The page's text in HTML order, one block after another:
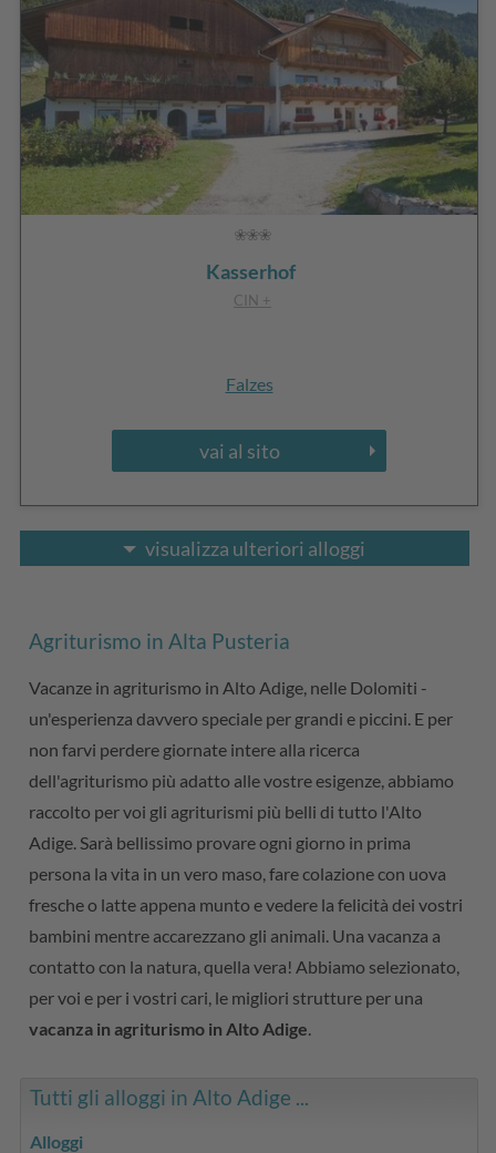
Kasserhof
CIN +
Falzes
vai al sito
visualizza ulteriori alloggi
Agriturismo in Alta Pusteria
Vacanze in agriturismo in Alto Adige, nelle Dolomiti -
un'esperienza davvero speciale per grandi e piccini. E per
non farvi perdere giornate intere alla ricerca
dell'agriturismo più adatto alle vostre esigenze, abbiamo
raccolto per voi gli agriturismi più belli di tutto l'Alto
Adige. Sarà bellissimo provare ogni giorno in prima
persona la vita in un vero maso, fare colazione con uova
fresche o latte appena munto e vedere la felicità dei vostri
bambini mentre accarezzano gli animali. Una vacanza a
contatto con la natura, quella vera! Abbiamo selezionato,
per voi e per i vostri cari, le migliori strutture per una
vacanza in agriturismo in Alto Adige
Tutti gli alloggi in Alto Adige ...
Alloggi